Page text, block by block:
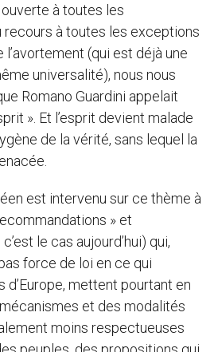
à toutes les
recours à toutes les exceptions
(qui est déjà une
universalité), nous nous
Romano Guardini appelait
». Et l’esprit devient malade
de la vérité, sans lequel la
est intervenu sur ce thème à
» et
le cas aujourd’hui) qui,
force de loi en ce qui
d’Europe, mettent pourtant en
et des modalités
moins respectueuses